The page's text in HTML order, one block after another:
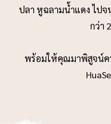
ปลา หูฉลามน้ำแดง ไป
กว่า
พร้อมให้คุณมาพิสูจน์ค